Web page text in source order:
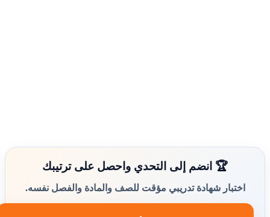
🏆 انضم إلى التحدي واحصل على ترتيبك
اختبار شهادة تدريبي مؤقت للصف والمادة والفصل نفسه.